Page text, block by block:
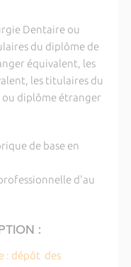
Dentaire ou
du diplôme de
équivalent, les
les titulaires du
diplôme étranger
de base en
d'au
:
: dépôt des